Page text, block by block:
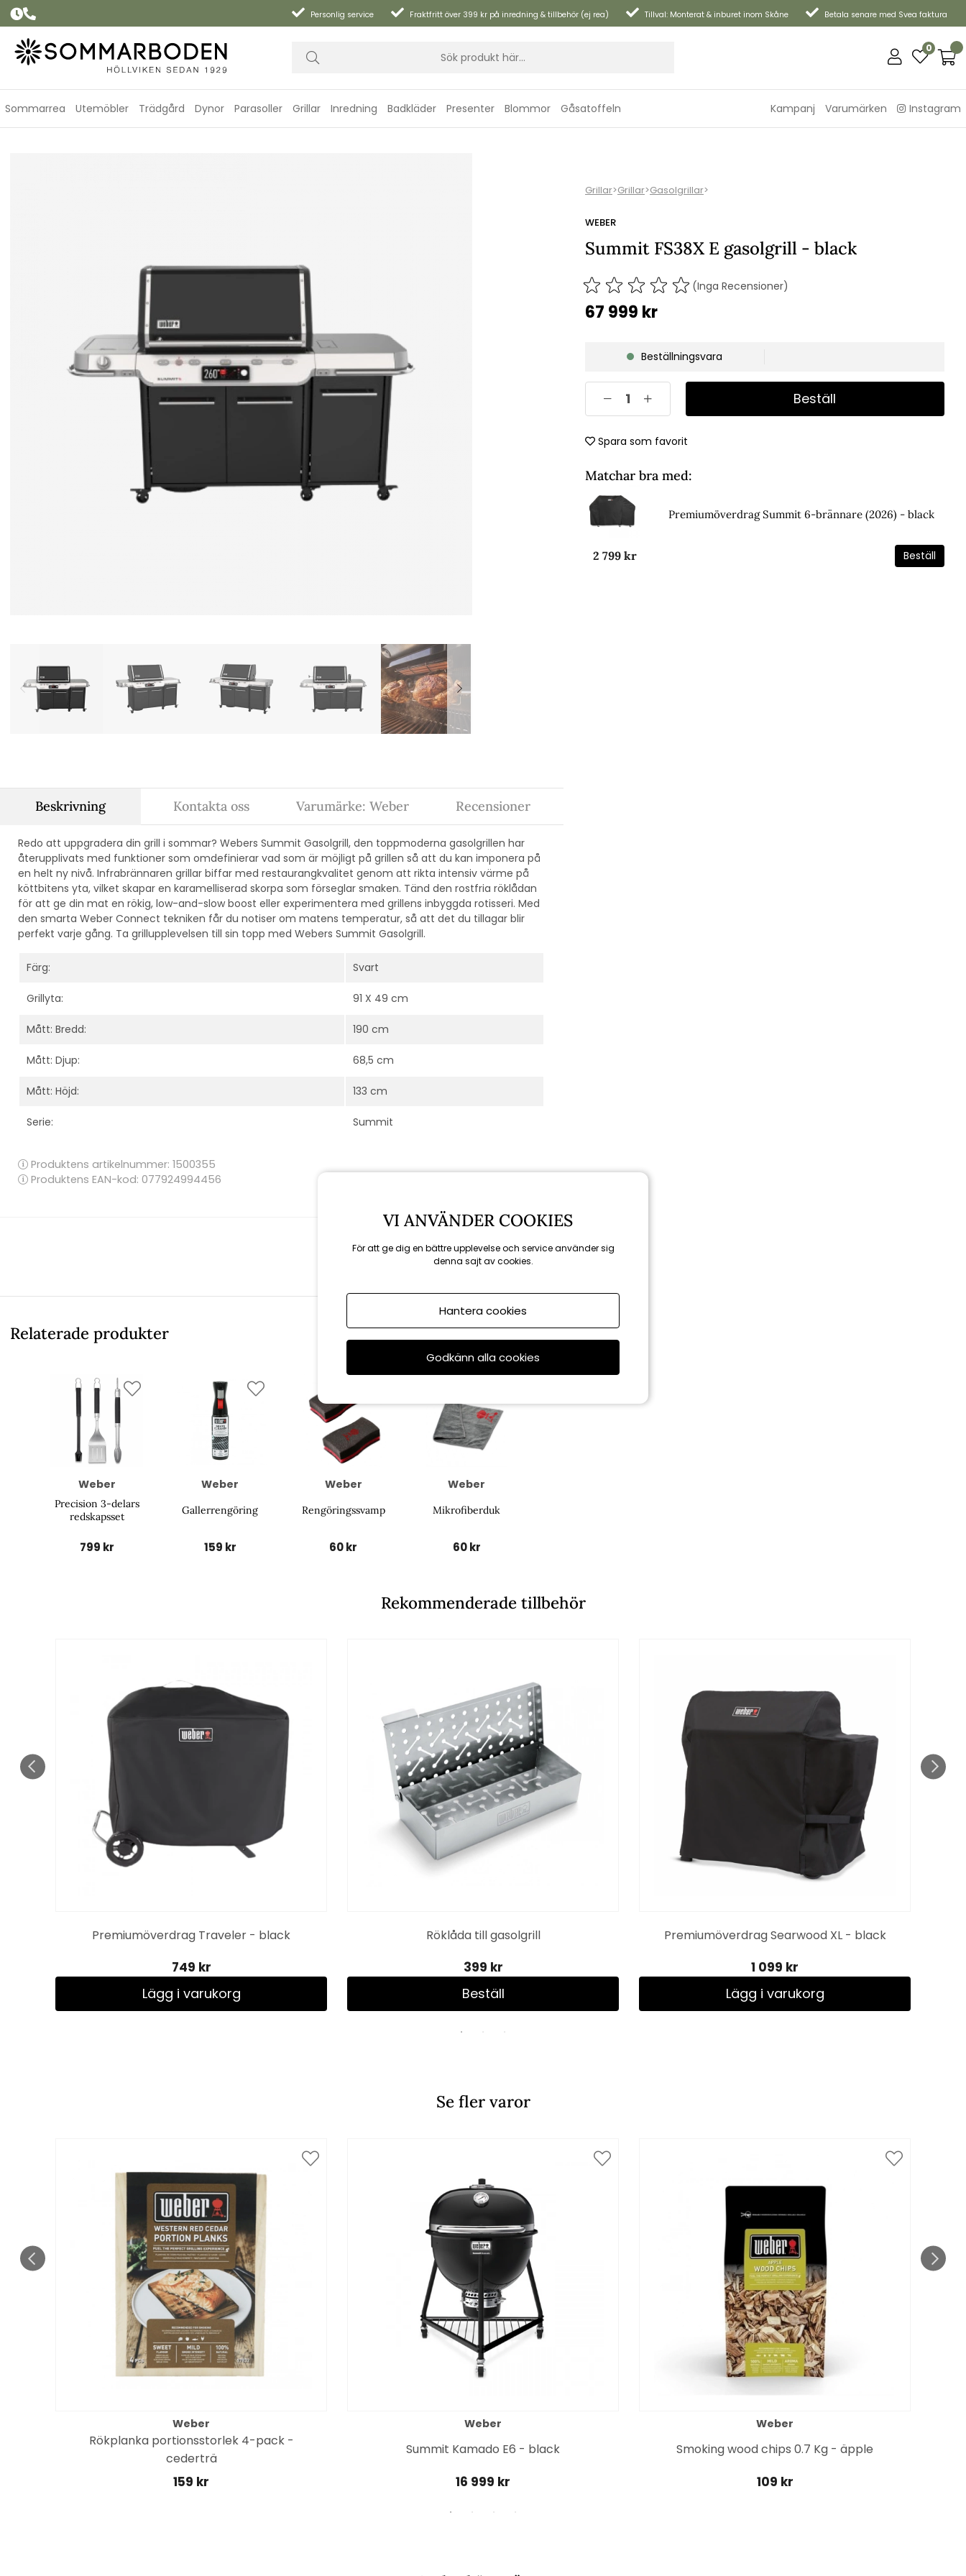
Personlig service Fraktfritt över 399 kr på inredning & tillbehör (ej rea) Tillval: Monterat & inburet inom Skåne Betala senare med Svea faktura
0
Sommarrea Utemöbler Trädgård Dynor Parasoller Grillar Inredning Badkläder Presenter Blommor Gåsatoffeln Kampanj Varumärken Instagram
Grillar>Grillar>Gasolgrillar>
WEBER
Summit FS38X E gasolgrill - black
(Inga Recensioner)
67 999 kr
Beställningsvara
Beställ
Spara som favorit
Matchar bra med:
Premiumöverdrag Summit 6-brännare (2026) - black
2 799 kr Beställ
Beskrivning
Redo att uppgradera din grill i sommar? Webers Summit Gasolgrill, den toppmoderna gasolgrillen har
återupplivats med funktioner som omdefinierar vad som är möjligt på grillen så att du kan imponera på
en helt ny nivå. Infrabrännaren grillar biffar med restaurangkvalitet genom att rikta intensiv värme på
köttbitens yta, vilket skapar en karamelliserad skorpa som förseglar smaken. Tänd den rostfria röklådan
för att ge din mat en rökig, low-and-slow boost eller experimentera med grillens inbyggda rotisseri. Med
den smarta Weber Connect tekniken får du notiser om matens temperatur, så att det du tillagar blir
perfekt varje gång. Ta grillupplevelsen till sin topp med Webers Summit Gasolgrill.
Färg: Svart
Grillyta: 91 X 49 cm
Mått: Bredd: 190 cm
Mått: Djup: 68,5 cm
Mått: Höjd: 133 cm
Serie: Summit
Produktens artikelnummer: 1500355
Produktens EAN-kod: 077924994456
Kontakta oss Varumärke: Weber Recensioner
Relaterade produkter
Weber
Precision 3-delars
redskapsset
799 kr
Weber
Gallerrengöring
159 kr
Weber
Rengöringssvamp
60 kr
Weber
Mikrofiberduk
60 kr
Rekommenderade tillbehör
Premiumöverdrag Traveler - black
749 kr
Lägg i varukorg
Röklåda till gasolgrill
399 kr
Beställ
Premiumöverdrag Searwood XL - black
1 099 kr
Lägg i varukorg
Se fler varor
Weber
Rökplanka portionsstorlek 4-pack -
cederträ
159 kr
Weber
Summit Kamado E6 - black
16 999 kr
Weber
Smoking wood chips 0.7 Kg - äpple
109 kr
VI ANVÄNDER COOKIES
För att ge dig en bättre upplevelse och service använder sig
denna sajt av cookies.
Hantera cookies
Godkänn alla cookies